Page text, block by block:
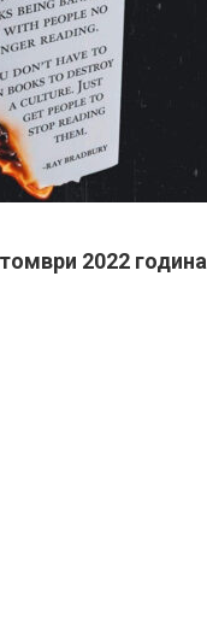
2022 година